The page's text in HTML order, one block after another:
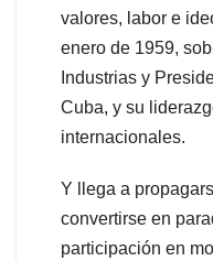
valores, labor e
enero de 1959,
Industrias y
Cuba, y su
internacionales.
Y llega a
convertirse en
participación en